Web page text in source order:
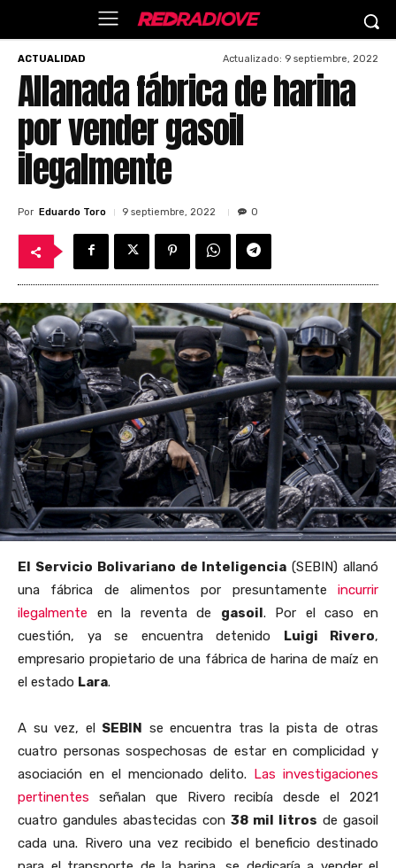
ACTUALIDAD Actualizado: 9 septiembre, 2022
Allanada fábrica de harina
por vender gasoil
ilegalmente
Por Eduardo Toro 9 septiembre, 2022 0
El Servicio Bolivariano de Inteligencia (SEBIN) allanó
una fábrica de alimentos por presuntamente incurrir
ilegalmente en la reventa de gasoil. Por el caso en
cuestión, ya se encuentra detenido Luigi Rivero,
empresario propietario de una fábrica de harina de maíz en
el estado Lara.
A su vez, el SEBIN se encuentra tras la pista de otras
cuatro personas sospechosas de estar en complicidad y
asociación en el mencionado delito. Las investigaciones
pertinentes señalan que Rivero recibía desde el 2021
cuatro gandules abastecidas con 38 mil litros de gasoil
cada una. Rivero una vez recibido el beneficio destinado